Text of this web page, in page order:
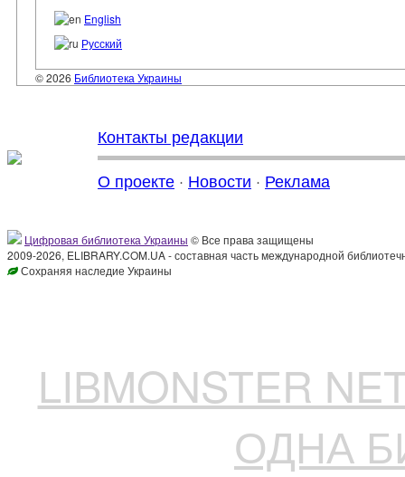
English
Русский
© 2026 Библиотека Украины
Контакты редакции
О проекте · Новости · Реклама
Цифровая библиотека Украины © Все права защищены
2009-2026, ELIBRARY.COM.UA - составная часть международной
Сохраняя наследие Украины
LIBMONSTER
ОДНА